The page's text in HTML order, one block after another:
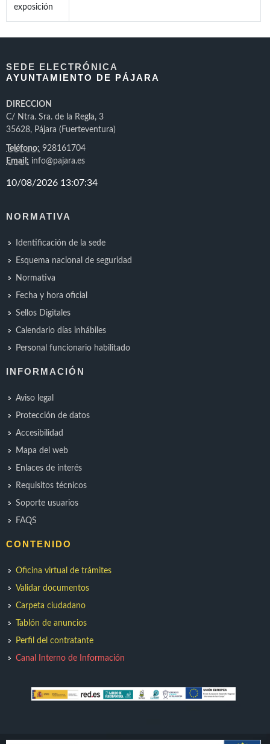
exposición
SEDE ELECTRÓNICA
AYUNTAMIENTO DE PÁJARA
DIRECCION
C/ Ntra. Sra. de la Regla, 3
35628, Pájara (Fuerteventura)
Teléfono: 928161704
Email: info@pajara.es
NORMATIVA
Identificación de la sede
Esquema nacional de seguridad
Normativa
Fecha y hora oficial
Sellos Digitales
Calendario días inhábiles
Personal funcionario habilitado
INFORMACIÓN
Aviso legal
Protección de datos
Accesibilidad
Mapa del web
Enlaces de interés
Requisitos técnicos
Soporte usuarios
FAQS
CONTENIDO
Oficina virtual de trámites
Validar documentos
Carpeta ciudadano
Tablón de anuncios
Perfil del contratante
Canal Interno de Información